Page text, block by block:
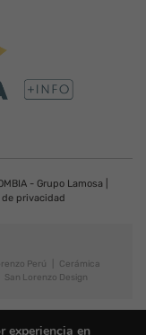
- Grupo Lamosa |
privacidad
Perú
Cerámica
San Lorenzo Design
experiencia en